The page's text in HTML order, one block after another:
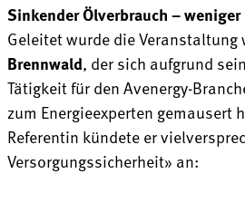
Sinkender Ölverbrauch –
Geleitet wurde die Veranstaltung
Brennwald, der sich aufgrund
Tätigkeit für den Avenergy-
zum Energieexperten gemausert
Referentin kündete er
Versorgungssicherheit» an: